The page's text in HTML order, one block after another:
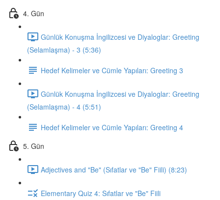
4. Gün
Günlük Konuşma İngilizcesi ve Diyaloglar: Greeting
(Selamlaşma) - 3 (5:36)
Hedef Kelimeler ve Cümle Yapıları: Greeting 3
Günlük Konuşma İngilizcesi ve Diyaloglar: Greeting
(Selamlaşma) - 4 (5:51)
Hedef Kelimeler ve Cümle Yapıları: Greeting 4
5. Gün
Adjectives and "Be" (Sıfatlar ve "Be" Fiili) (8:23)
Elementary Quiz 4: Sıfatlar ve "Be" Fiili